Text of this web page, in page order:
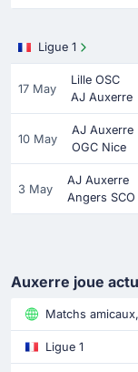
Ligue 1
17 May
Lille OSC
AJ Auxerre
10 May
AJ Auxerre
OGC Nice
3 May
AJ Auxerre
Angers SCO
Auxerre joue
Matchs
Ligue 1